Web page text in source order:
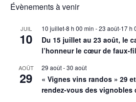
Évènements à venir
JUIL
10
10 juillet-8 h 00 min -23 août-17 h
Du 15 juillet au 23 août, le
l’honneur le cœur de faux-
AOÛT
29
29 août-30 août
« Vignes vins randos » 29
rendez-vous des vignobles